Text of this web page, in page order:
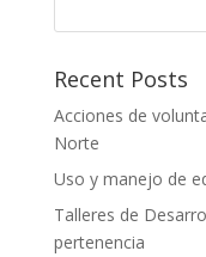
Recent Posts
Acciones de
Norte
Uso y manejo de
Talleres de
pertenencia